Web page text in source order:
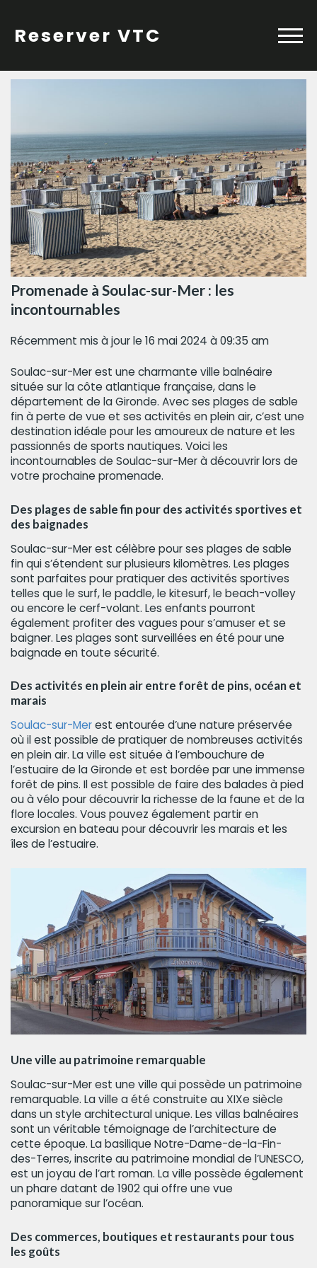
content
Reserver VTC
Promenade à Soulac-sur-Mer : les
incontournables
Récemment mis à jour le 16 mai 2024 à 09:35 am
Soulac-sur-Mer est une charmante ville balnéaire
située sur la côte atlantique française, dans le
département de la Gironde. Avec ses plages de sable
fin à perte de vue et ses activités en plein air, c’est une
destination idéale pour les amoureux de nature et les
passionnés de sports nautiques. Voici les
incontournables de Soulac-sur-Mer à découvrir lors de
votre prochaine promenade.
Des plages de sable fin pour des activités sportives et
des baignades
Soulac-sur-Mer est célèbre pour ses plages de sable
fin qui s’étendent sur plusieurs kilomètres. Les plages
sont parfaites pour pratiquer des activités sportives
telles que le surf, le paddle, le kitesurf, le beach-volley
ou encore le cerf-volant. Les enfants pourront
également profiter des vagues pour s’amuser et se
baigner. Les plages sont surveillées en été pour une
baignade en toute sécurité.
Des activités en plein air entre forêt de pins, océan et
marais
Soulac-sur-Merest entourée d’une nature préservée
où il est possible de pratiquer de nombreuses activités
en plein air. La ville est située à l’embouchure de
l’estuaire de la Gironde et est bordée par une immense
forêt de pins. Il est possible de faire des balades à pied
ou à vélo pour découvrir la richesse de la faune et de la
flore locales. Vous pouvez également partir en
excursion en bateau pour découvrir les marais et les
îles de l’estuaire.
Une ville au patrimoine remarquable
Soulac-sur-Mer est une ville qui possède un patrimoine
remarquable. La ville a été construite au XIXe siècle
dans un style architectural unique. Les villas balnéaires
sont un véritable témoignage de l’architecture de
cette époque. La basilique Notre-Dame-de-la-Fin-
des-Terres, inscrite au patrimoine mondial de l’UNESCO,
est un joyau de l’art roman. La ville possède également
un phare datant de 1902 qui offre une vue
panoramique sur l’océan.
Des commerces, boutiques et restaurants pour tous
les goûts